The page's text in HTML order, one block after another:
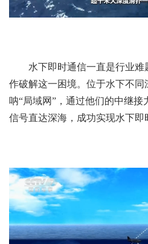
水下即时通信一直是行业
作破解这一困境。位于水下不
呐“局域网”，通过他们的中继
信号直达深海，成功实现水下即